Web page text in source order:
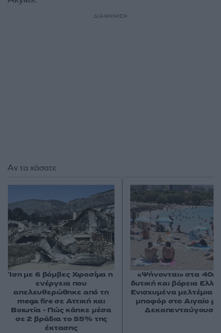
ΔΙΑΦΗΜΙΣΗ
Αν τα χάσατε
Ίση με 6 βόμβες Χιροσίμα η
ενέργεια που
απελευθερώθηκε από τη
mega fire σε Αττική και
Βοιωτία - Πώς κάηκε μέσα
σε 2 βράδια το 55% της
έκτασης
«Ψήνονται» στα
δυτική και βόρεια
Ενισχυμένα μελτέμια
μποφόρ στο Αιγαίο